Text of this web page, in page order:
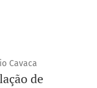
Cavaca
de